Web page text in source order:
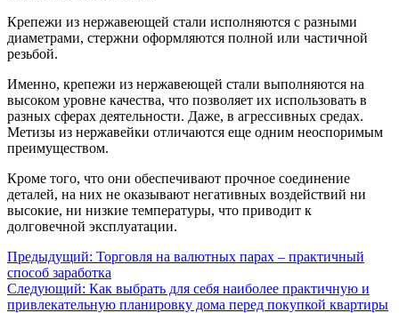
Крепежи из нержавеющей стали исполняются с разными
диаметрами, стержни оформляются полной или частичной
резьбой.
Именно, крепежи из нержавеющей стали выполняются на
высоком уровне качества, что позволяет их использовать в
разных сферах деятельности. Даже, в агрессивных средах.
Метизы из нержавейки отличаются еще одним неоспоримым
преимуществом.
Кроме того, что они обеспечивают прочное соединение
деталей, на них не оказывают негативных воздействий ни
высокие, ни низкие температуры, что приводит к
долговечной эксплуатации.
Предыдущий: Торговля на валютных парах – практичный
способ заработка
Следующий: Как выбрать для себя наиболее практичную и
привлекательную планировку дома перед покупкой квартиры